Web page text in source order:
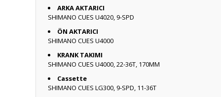
ARKA AKTARICI
SHIMANO CUES U4020, 9-SPD
ÖN AKTARICI
SHIMANO CUES U4000
KRANK TAKIMI
SHIMANO CUES U4000, 22-36T, 170MM
Cassette
SHIMANO CUES LG300, 9-SPD, 11-36T